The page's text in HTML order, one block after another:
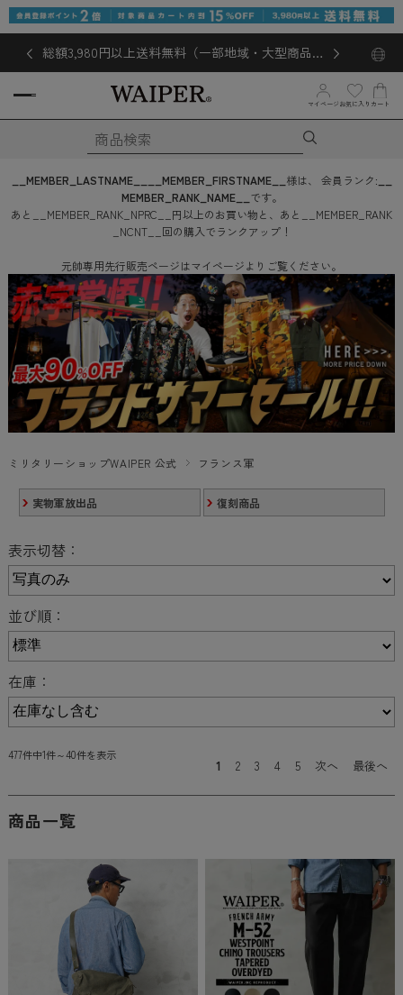
総額3,980円以上送料無料（一部地域・大型商品対
マイページ お気に入り カート
__MEMBER_LASTNAME__ __MEMBER_FIRSTNAME__ 様は、 会員ランク:
MEMBER_RANK_NAME__ です。
あと
__MEMBER_RANK_NPRC__ 円以上のお買い物と、あと
__MEMBER_RANK
_NCNT__ 回の購入でランクアップ！
元帥専用先行販売ページはマイページよりご覧ください。
ミリタリーショップWAIPER 公式 フランス軍
実物軍放出品 復刻商品
表示切替：
並び順：
在庫：
477件中1件～40件を表示
1 2 3 4 5 次へ 最後へ
商品一覧